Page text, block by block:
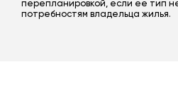
перепланировкой, если ее тип
потребностям владельца жилья.